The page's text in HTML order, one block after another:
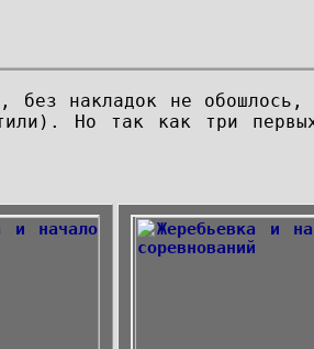
без накладок не
Но так как три первых